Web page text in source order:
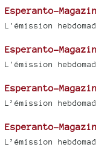
Esperanto-
L'émission
Esperanto-
L'émission
Esperanto-
L’émission
Esperanto-
L’émission